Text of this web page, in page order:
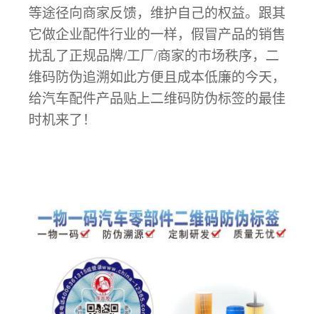
等途径向商家反馈，维护自己的权益。跟其
它做企业配件行业的一样，假冒产品的销售
扰乱了正规品牌/工厂/商家的市场秩序，二
维码防伪追溯如此方便且成本低廉的今天，
给汽车配件产品贴上二维码防伪标签的最佳
时机来了！